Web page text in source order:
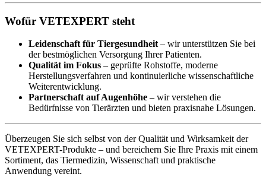
Wofür VETEXPERT steht
Leidenschaft für Tiergesundheit – wir unterstützen Sie bei
der bestmöglichen Versorgung Ihrer Patienten.
Qualität im Fokus – geprüfte Rohstoffe, moderne
Herstellungsverfahren und kontinuierliche wissenschaftliche
Weiterentwicklung.
Partnerschaft auf Augenhöhe – wir verstehen die
Bedürfnisse von Tierärzten und bieten praxisnahe Lösungen.
Überzeugen Sie sich selbst von der Qualität und Wirksamkeit der
VETEXPERT-Produkte – und bereichern Sie Ihre Praxis mit einem
Sortiment, das Tiermedizin, Wissenschaft und praktische
Anwendung vereint.